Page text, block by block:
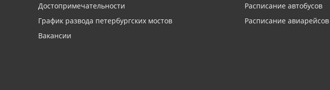
Достопримечательности
График развода петербургских мостов
Вакансии
Расписание автобусов
Расписание авиарейсов